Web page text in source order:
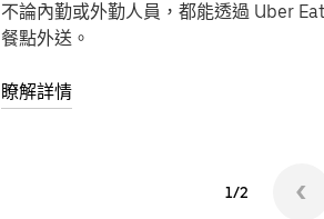
不論內勤或外勤人員，都能透過 Uber
餐點外送。
瞭解詳情
1/2